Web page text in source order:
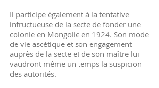
Il participe également à la tentative
infructueuse de la secte de fonder une
colonie en Mongolie en 1924. Son mode
de vie ascétique et son engagement
auprès de la secte et de son maître lui
vaudront même un temps la suspicion
des autorités.